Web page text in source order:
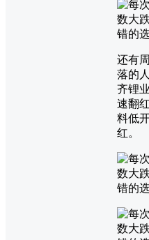
还有
落的
齐锂
速翻
料低
红。